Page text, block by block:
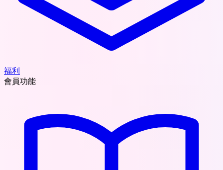
福利
會員功能